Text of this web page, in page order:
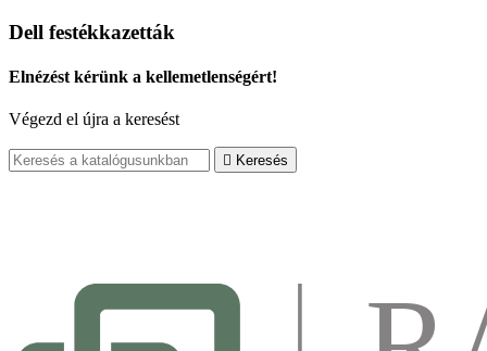
Dell festékkazetták
Elnézést kérünk a kellemetlenségért!
Végezd el újra a keresést
 Keresés